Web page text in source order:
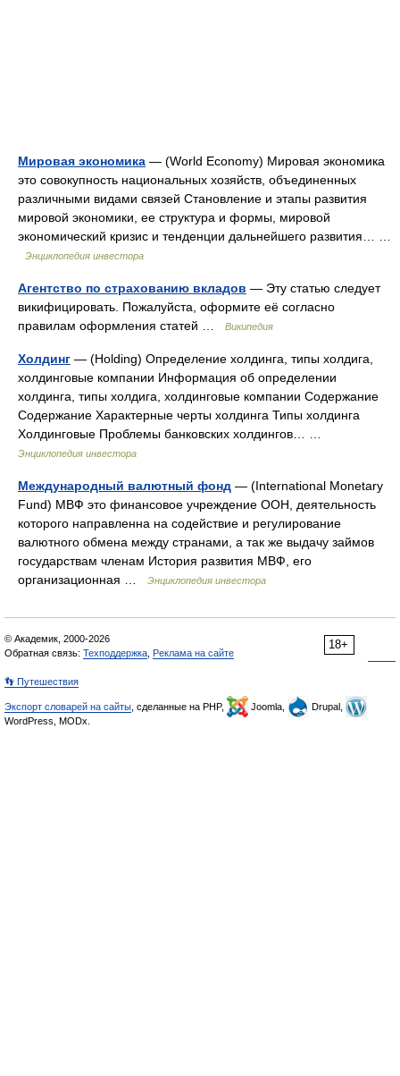
Мировая экономика — (World Economy) Мировая экономика
это совокупность национальных хозяйств, объединенных
различными видами связей Становление и этапы развития
мировой экономики, ее структура и формы, мировой
экономический кризис и тенденции дальнейшего развития… …
Энциклопедия инвестора
Агентство по страхованию вкладов — Эту статью следует
викифицировать. Пожалуйста, оформите её согласно
правилам оформления статей …
Википедия
Холдинг — (Holding) Определение холдинга, типы холдига,
холдинговые компании Информация об определении
холдинга, типы холдига, холдинговые компании Содержание
Содержание Характерные черты холдинга Типы холдинга
Холдинговые Проблемы банковских холдингов… …
Энциклопедия инвестора
Международный валютный фонд — (International Monetary
Fund) МВФ это финансовое учреждение ООН, деятельность
которого направленна на содействие и регулирование
валютного обмена между странами, а так же выдачу займов
государствам членам История развития МВФ, его
организационная …
Энциклопедия инвестора
18+
© Академик, 2000-2026
Обратная связь: Техподдержка Реклама на сайте
👣 Путешествия
Экспорт словарей на сайты , сделанные на PHP, Joomla,
Drupal,
WordPress, MODx.